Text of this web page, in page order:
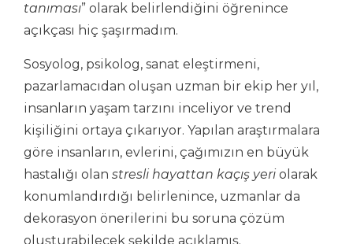
tanıması” olarak belirlendiğini öğrenince
açıkçası hiç şaşırmadım.
Sosyolog, psikolog, sanat eleştirmeni,
pazarlamacıdan oluşan uzman bir ekip her yıl,
insanların yaşam tarzını inceliyor ve trend
kişiliğini ortaya çıkarıyor. Yapılan araştırmalara
göre insanların, evlerini, çağımızın en büyük
hastalığı olan stresli hayattan kaçış yeri olarak
konumlandırdığı belirlenince, uzmanlar da
dekorasyon önerilerini bu soruna çözüm
oluşturabilecek şekilde açıklamış.